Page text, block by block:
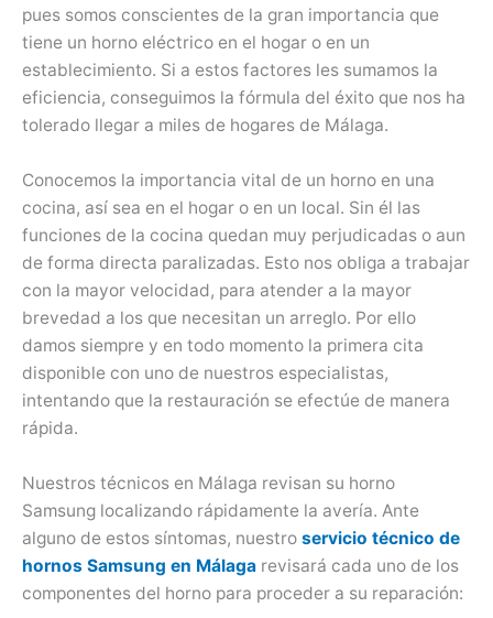
pues somos conscientes de la gran importancia que
tiene un horno eléctrico en el hogar o en un
establecimiento. Si a estos factores les sumamos la
eficiencia, conseguimos la fórmula del éxito que nos ha
tolerado llegar a miles de hogares de Málaga.
Conocemos la importancia vital de un horno en una
cocina, así sea en el hogar o en un local. Sin él las
funciones de la cocina quedan muy perjudicadas o aun
de forma directa paralizadas. Esto nos obliga a trabajar
con la mayor velocidad, para atender a la mayor
brevedad a los que necesitan un arreglo. Por ello
damos siempre y en todo momento la primera cita
disponible con uno de nuestros especialistas,
intentando que la restauración se efectúe de manera
rápida.
Nuestros técnicos en Málaga revisan su horno
Samsung localizando rápidamente la avería. Ante
alguno de estos síntomas, nuestro servicio técnico de
hornos Samsung en Málaga revisará cada uno de los
componentes del horno para proceder a su reparación: